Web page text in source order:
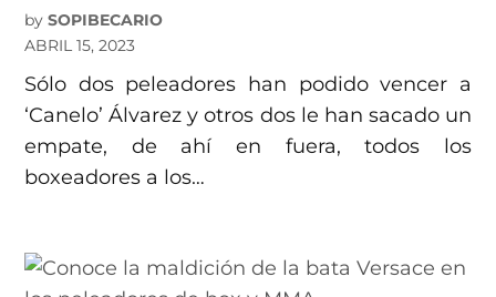
by SOPIBECARIO
ABRIL 15, 2023
Sólo dos peleadores han podido vencer a
‘Canelo’ Álvarez y otros dos le han sacado un
empate, de ahí en fuera, todos los
boxeadores a los…